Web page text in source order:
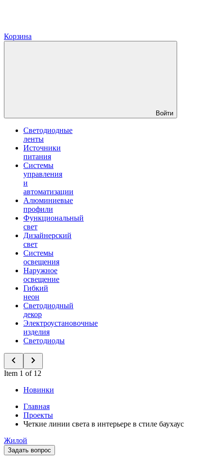
Корзина
Войти
Светодиодные
ленты
Источники
питания
Системы
управления
и
автоматизации
Алюминиевые
профили
Функциональный
свет
Дизайнерский
свет
Системы
освещения
Наружное
освещение
Гибкий
неон
Светодиодный
декор
Электроустановочные
изделия
Светодиоды
Item 1 of 12
Новинки
Главная
Проекты
Четкие линии света в интерьере в стиле баухаус
Жилой
Задать вопрос